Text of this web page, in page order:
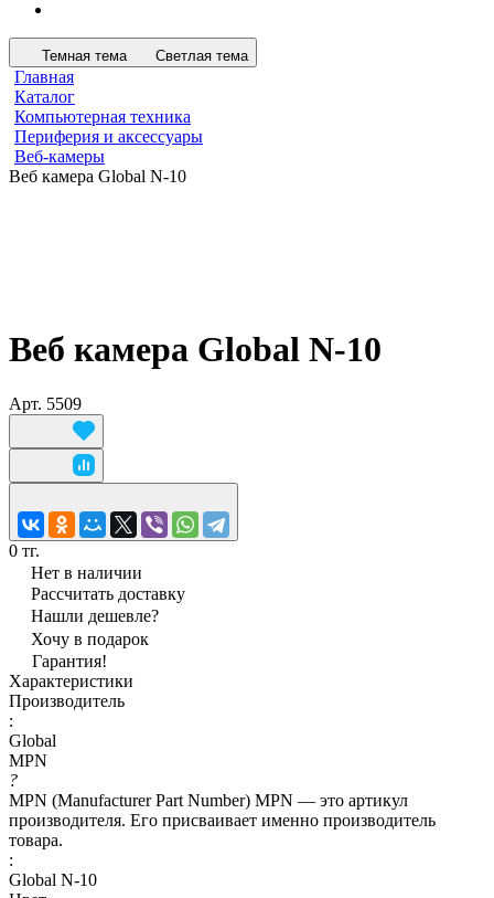
Темная тема Светлая тема
Главная
Каталог
Компьютерная техника
Периферия и аксессуары
Веб-камеры
Веб камера Global N-10
Веб камера Global N-10
Арт. 5509
0 тг.
Нет в наличии
Рассчитать доставку
Нашли дешевле?
Хочу в подарок
Гарантия!
Характеристики
Производитель
:
Global
MPN
?
MPN (Manufacturer Part Number) MPN — это артикул
производителя. Его присваивает именно производитель
товара.
:
Global N-10